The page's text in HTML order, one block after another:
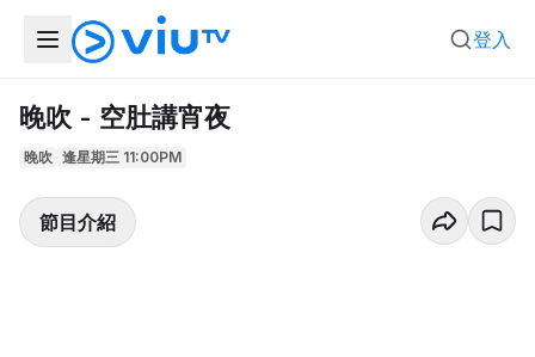
登入
晚吹 - 空肚講宵夜
晚吹 逢星期三 11:00PM
節目介紹